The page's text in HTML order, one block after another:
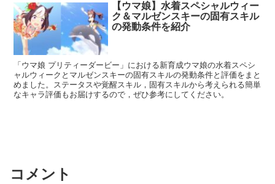
【ウマ娘】水着スペシャルウィー
ク＆マルゼンスキーの固有スキル
の発動条件を紹介
「ウマ娘 プリティーダービー」における新育成ウマ娘の水着スペシ
ャルウィークとマルゼンスキーの固有スキルの発動条件と評価をまと
めました。ステータスや覚醒スキル，固有スキルから考えられる簡単
なキャラ評価もお届けするので，ぜひ参考にしてください。
コメント